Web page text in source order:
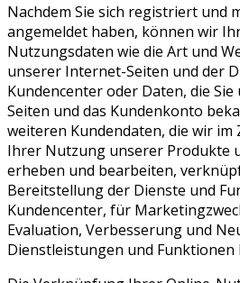
Nachdem Sie sich registriert und
angemeldet haben, können wir
Nutzungsdaten wie die Art und
unserer Internet-Seiten und der
Kundencenter oder Daten, die
Seiten und das Kundenkonto
weiteren Kundendaten, die wir im
Ihrer Nutzung unserer Produkte
erheben und bearbeiten,
Bereitstellung der Dienste und
Kundencenter, für
Evaluation, Verbesserung und
Dienstleistungen und Funktionen